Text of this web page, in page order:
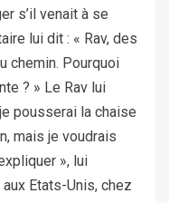
s’il venait à se
lui dit : « Rav, des
chemin. Pourquoi
? » Le Rav lui
pousserai la chaise
mais je voudrais
», lui
Etats-Unis, chez